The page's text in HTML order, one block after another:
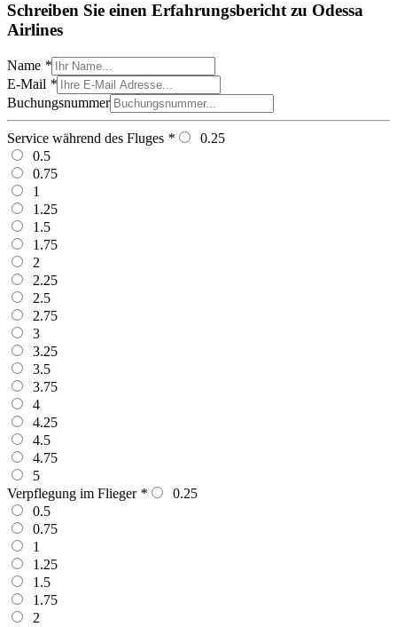
Schreiben Sie einen Erfahrungsbericht zu Odessa
Airlines
Name *
E-Mail *
Buchungsnummer
Service während des Fluges *
0.25
0.5
0.75
1
1.25
1.5
1.75
2
2.25
2.5
2.75
3
3.25
3.5
3.75
4
4.25
4.5
4.75
5
Verpflegung im Flieger *
0.25
0.5
0.75
1
1.25
1.5
1.75
2